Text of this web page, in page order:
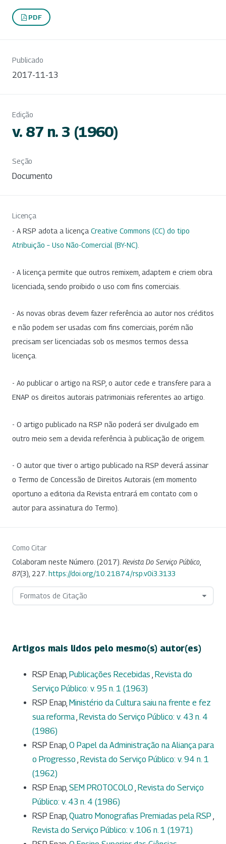
PDF
Publicado
2017-11-13
Edição
v. 87 n. 3 (1960)
Seção
Documento
Licença
- A RSP adota a licença Creative Commons (CC) do tipo
Atribuição – Uso Não-Comercial (BY-NC)
- A licença permite que outros remixem, adaptem e criem obra
licenciada, sendo proibido o uso com fins comerciais.
- As novas obras devem fazer referência ao autor nos créditos
e não podem ser usadas com fins comerciais, porém não
precisam ser licenciadas sob os mesmos termos dessa
licença.
- Ao publicar o artigo na RSP, o autor cede e transfere para a
ENAP os direitos autorais patrimoniais referentes ao artigo.
- O artigo publicado na RSP não poderá ser divulgado em
outro meio sem a devida referência à publicação de origem.
- O autor que tiver o artigo publicado na RSP deverá assinar
o Termo de Concessão de Direitos Autorais (em momento
oportuno a editoria da Revista entrará em contato com o
autor para assinatura do Termo).
Como Citar
Colaboram neste Número. (2017). Revista Do Serviço Público
87(3), 227. https://doi.org/10.21874/rsp.v0i3.3133
Formatos de Citação
Artigos mais lidos pelo mesmo(s) autor(es)
RSP Enap, Publicações Recebidas Revista do
Serviço Público: v. 95 n. 1 (1963)
RSP Enap, Ministério da Cultura saiu na frente e fez
sua reforma Revista do Serviço Público: v. 43 n. 4
(1986)
RSP Enap, O Papel da Administração na Aliança para
o Progresso Revista do Serviço Público: v. 94 n. 1
(1962)
RSP Enap, SEM PROTOCOLO Revista do Serviço
Público: v. 43 n. 4 (1986)
RSP Enap, Quatro Monografias Premiadas pela RSP
Revista do Serviço Público: v. 106 n. 1 (1971)